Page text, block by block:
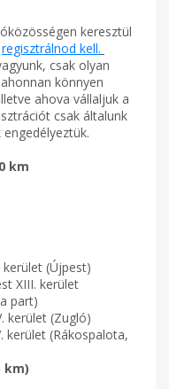
keresztül
regisztrálnod kell.
csak olyan
könnyen
ahova vállaljuk a
csak általunk
km
(Újpest)
XIII. kerület
part)
kerület (Zugló)
kerület (Rákospalota,
km)